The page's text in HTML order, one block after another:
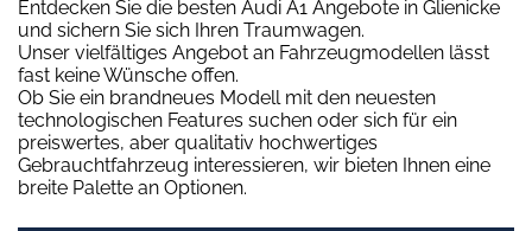
Entdecken Sie die besten Audi A1 Angebote in Glienicke
und sichern Sie sich Ihren Traumwagen.
Unser vielfältiges Angebot an Fahrzeugmodellen lässt
fast keine Wünsche offen.
Ob Sie ein brandneues Modell mit den neuesten
technologischen Features suchen oder sich für ein
preiswertes, aber qualitativ hochwertiges
Gebrauchtfahrzeug interessieren, wir bieten Ihnen eine
breite Palette an Optionen.